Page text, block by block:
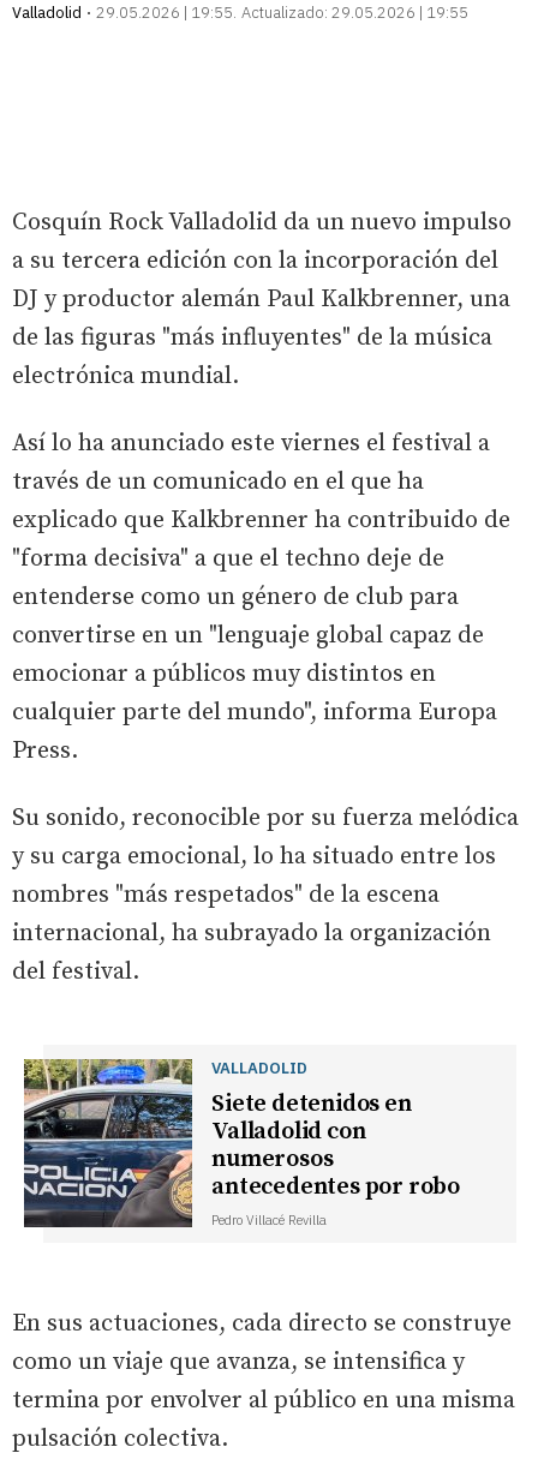
Valladolid
29.05.2026 | 19:55 Actualizado: 29.05.2026 | 19:55
Cosquín Rock Valladolid da un nuevo impulso
a su tercera edición con la incorporación del
DJ y productor alemán Paul Kalkbrenner, una
de las figuras "más influyentes" de la música
electrónica mundial.
Así lo ha anunciado este viernes el festival a
través de un comunicado en el que ha
explicado que Kalkbrenner ha contribuido de
"forma decisiva" a que el techno deje de
entenderse como un género de club para
convertirse en un "lenguaje global capaz de
emocionar a públicos muy distintos en
cualquier parte del mundo", informa Europa
Press.
Su sonido, reconocible por su fuerza melódica
y su carga emocional, lo ha situado entre los
nombres "más respetados" de la escena
internacional, ha subrayado la organización
del festival.
VALLADOLID
Siete detenidos en
Valladolid con
numerosos
antecedentes por robo
Pedro Villacé Revilla
En sus actuaciones, cada directo se construye
como un viaje que avanza, se intensifica y
termina por envolver al público en una misma
pulsación colectiva.